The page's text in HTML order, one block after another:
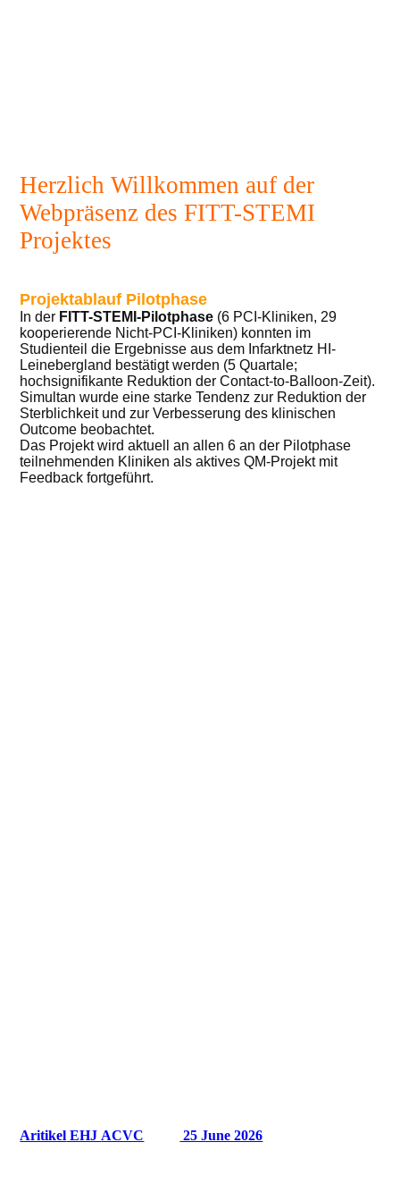
Herzlich Willkommen auf der
Webpräsenz des FITT-STEMI
Projektes
Projektablauf Pilotphase
In der FITT-STEMI-Pilotphase (6 PCI-Kliniken, 29
kooperierende Nicht-PCI-Kliniken) konnten im
Studienteil die Ergebnisse aus dem Infarktnetz HI-
Leinebergland bestätigt werden (5 Quartale;
hochsignifikante Reduktion der Contact-to-Balloon-Zeit).
Simultan wurde eine starke Tendenz zur Reduktion der
Sterblichkeit und zur Verbesserung des klinischen
Outcome beobachtet.
Das Projekt wird aktuell an allen 6 an der Pilotphase
teilnehmenden Kliniken als aktives QM-Projekt mit
Feedback fortgeführt.
Aritikel EHJ ACVC 25 June 2026